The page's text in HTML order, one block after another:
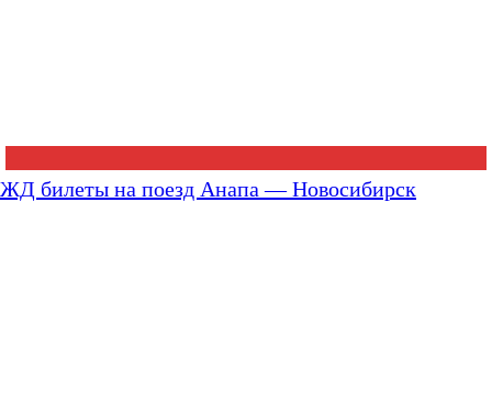
ЖД билеты на поезд Анапа — Новосибирск